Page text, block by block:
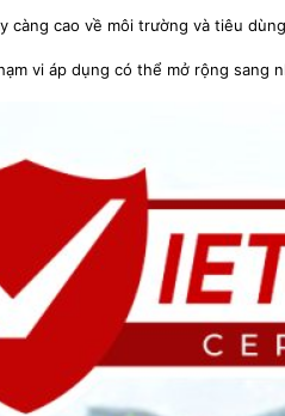
càng cao về môi trường và tiêu
vi áp dụng có thể mở rộng sang